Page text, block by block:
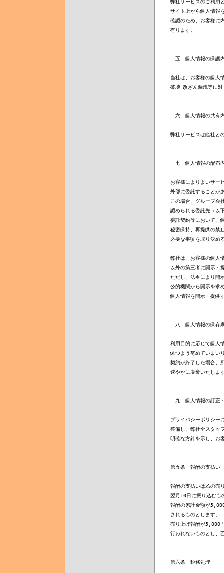
弊社サービスのご利用
サイト上から個人情報
確認のため、お客様に
有ります。
五　個人情報の保護
当社は、お客様の個人
破壊･改ざん漏洩等に
六　個人情報の共有
弊社サービスは他社と
七　個人情報の配布
お客様によりよいサー
外部に委託することが
この場合、グループ会
認められる委託先（以
委託契約等において、
秘密保持、再提供の禁
必要な事項を取り決め
弊社は、お客様の個人
以外の第三者に開示・
ただし、法令により開
公的機関から開示を求
個人情報を開示・提供
八　個人情報の保存
利用目的に応じて個人
保つよう努めていまい
契約が終了した場合、
速やかに廃棄いたしま
九　個人情報の訂正
プライバシーポリシー
整備し、弊社全スタッ
明確な方針を示し、お
第五条　報酬の支払い
報酬の支払いは乙の売
翌月10日に振り込むも
報酬の累計金額が
されるものとします。
売り上げ報酬が5,000
行われないものとし、
第六条　税務処理